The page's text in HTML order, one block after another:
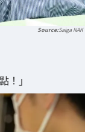
Saiga NAK
！」